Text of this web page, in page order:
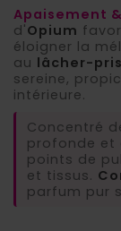
Apaisement
d'Opium
éloigner la
au lâcher-
sereine,
intérieure.
Concentré
profonde et
points de
et tissus.
parfum pur